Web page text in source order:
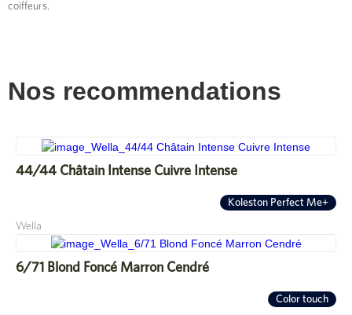
coiffeurs.
Nos recommendations
44/44 Châtain Intense Cuivre Intense
Koleston Perfect Me+
Wella
6/71 Blond Foncé Marron Cendré
Color touch